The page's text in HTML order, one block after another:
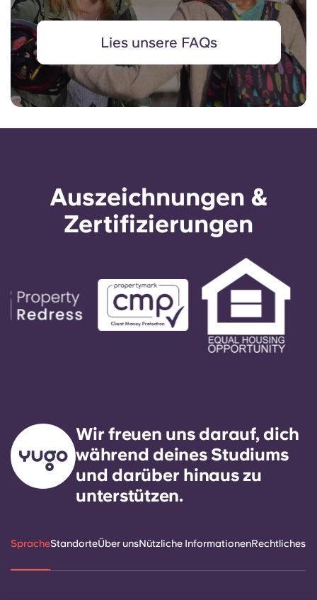
Lies unsere FAQs
Auszeichnungen &
Zertifizierungen
Wir freuen uns darauf, dich
während deines Studiums
und darüber hinaus zu
unterstützen.
SpracheStandorteÜber unsNützliche InformationenRechtliches